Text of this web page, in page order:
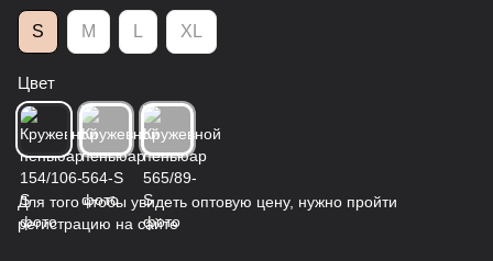
S M L XL
Цвет
Для того чтобы увидеть оптовую цену, нужно пройти
регистрацию на сайте